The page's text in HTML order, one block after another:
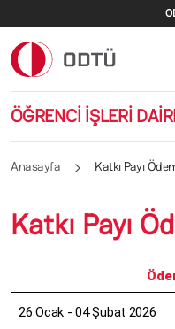
ÖĞRENCİ İŞLERİ
Anasayfa Katkı Payı
Katkı Payı
26 Ocak - 04 Şubat 2026